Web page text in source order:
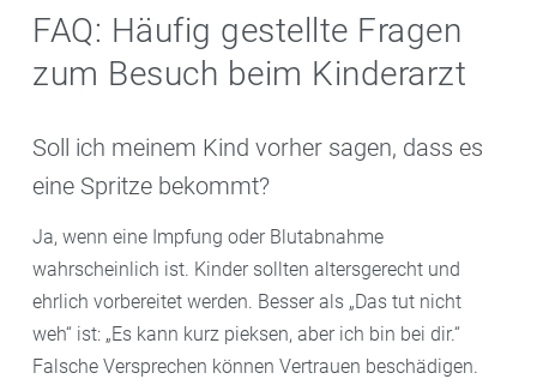
FAQ: Häufig gestellte Fragen
zum Besuch beim Kinderarzt
Soll ich meinem Kind vorher sagen, dass es
eine Spritze bekommt?
Ja, wenn eine Impfung oder Blutabnahme
wahrscheinlich ist. Kinder sollten altersgerecht und
ehrlich vorbereitet werden. Besser als „Das tut nicht
weh“ ist: „Es kann kurz pieksen, aber ich bin bei dir.“
Falsche Versprechen können Vertrauen beschädigen.